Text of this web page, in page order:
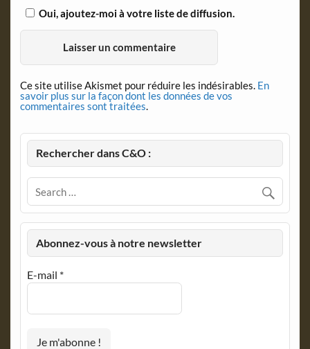
Oui, ajoutez-moi à votre liste de diffusion.
Ce site utilise Akismet pour réduire les indésirables. En
savoir plus sur la façon dont les données de vos
commentaires sont traitées.
Rechercher dans C&O :
Abonnez-vous à notre newsletter
E-mail *